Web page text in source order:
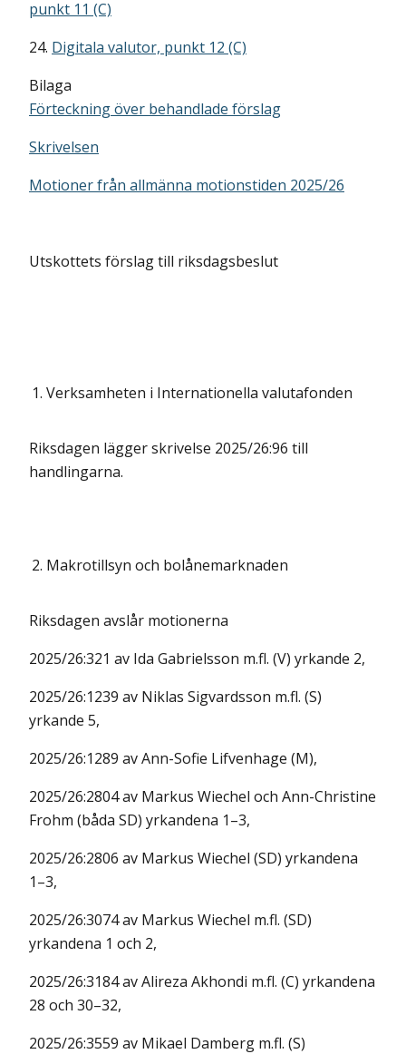
punkt 11 (C)
24. Digitala valutor, punkt 12 (C)
Bilaga
Förteckning över behandlade förslag
Skrivelsen
Motioner från allmänna motionstiden 2025/26
Utskottets förslag till riksdagsbeslut
1. Verksamheten i Internationella valutafonden
Riksdagen lägger skrivelse 2025/26:96 till
handlingarna.
2. Makrotillsyn och bolånemarknaden
Riksdagen avslår motionerna
2025/26:321 av Ida Gabrielsson m.fl. (V) yrkande 2,
2025/26:1239 av Niklas Sigvardsson m.fl. (S)
yrkande 5,
2025/26:1289 av Ann-Sofie Lifvenhage (M),
2025/26:2804 av Markus Wiechel och Ann-Christine
Frohm (båda SD) yrkandena 1–3,
2025/26:2806 av Markus Wiechel (SD) yrkandena
1–3,
2025/26:3074 av Markus Wiechel m.fl. (SD)
yrkandena 1 och 2,
2025/26:3184 av Alireza Akhondi m.fl. (C) yrkandena
28 och 30–32,
2025/26:3559 av Mikael Damberg m.fl. (S)